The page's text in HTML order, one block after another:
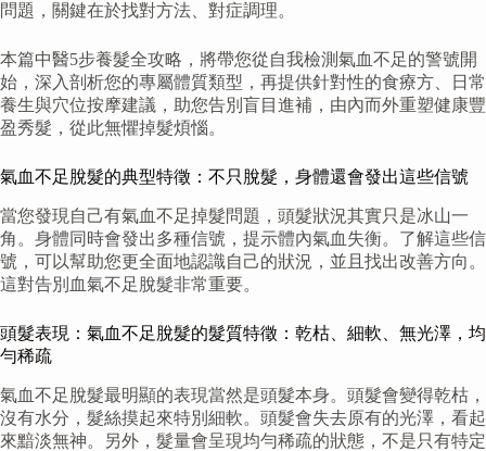
問題，關鍵在於找對方法、對症調理。
本篇中醫5步養髮全攻略，將帶您從自我檢測氣血不足的警號開
始，深入剖析您的專屬體質類型，再提供針對性的食療方、日常
養生與穴位按摩建議，助您告別盲目進補，由內而外重塑健康豐
盈秀髮，從此無懼掉髮煩惱。
氣血不足脫髮的典型特徵：不只脫髮，身體還會發出這些信號
當您發現自己有氣血不足掉髮問題，頭髮狀況其實只是冰山一
角。身體同時會發出多種信號，提示體內氣血失衡。了解這些信
號，可以幫助您更全面地認識自己的狀況，並且找出改善方向。
這對告別血氣不足脫髮非常重要。
頭髮表現：氣血不足脫髮的髮質特徵：乾枯、細軟、無光澤，均
勻稀疏
氣血不足脫髮最明顯的表現當然是頭髮本身。頭髮會變得乾枯，
沒有水分，髮絲摸起來特別細軟。頭髮會失去原有的光澤，看起
來黯淡無神。另外，髮量會呈現均勻稀疏的狀態，不是只有特定